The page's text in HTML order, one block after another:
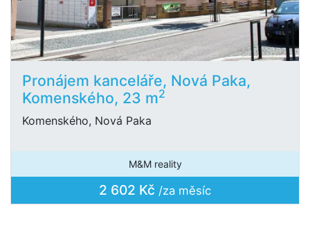
Pronájem kanceláře, Nová Paka,
Komenského, 23 m2
Komenského, Nová Paka
M&M reality
2 602 Kč /za měsíc